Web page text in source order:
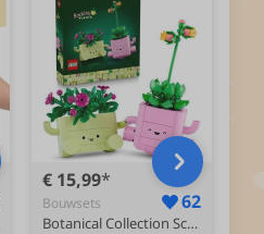
€ 15,99
Bouwsets 62
Botanical Collection Schommelende Plantjes Bloemen Bouwpakket 11506